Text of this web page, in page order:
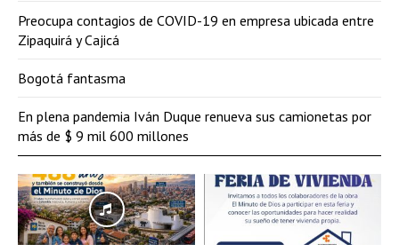
Preocupa contagios de COVID-19 en empresa ubicada entre
Zipaquirá y Cajicá
Bogotá fantasma
En plena pandemia Iván Duque renueva sus camionetas por
más de $ 9 mil 600 millones